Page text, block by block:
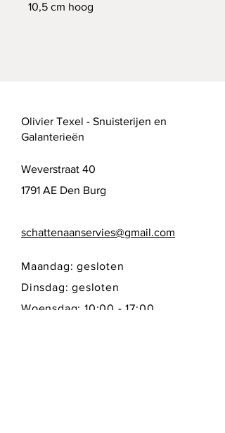
10,5 cm hoog
Olivier Texel - Snuisterijen en
Galanterieën
Weverstraat 40
1791 AE Den Burg
schattenaanservies@gmail.com
Maandag: gesloten
Dinsdag: gesloten
Woensdag: 10:00 - 17:00